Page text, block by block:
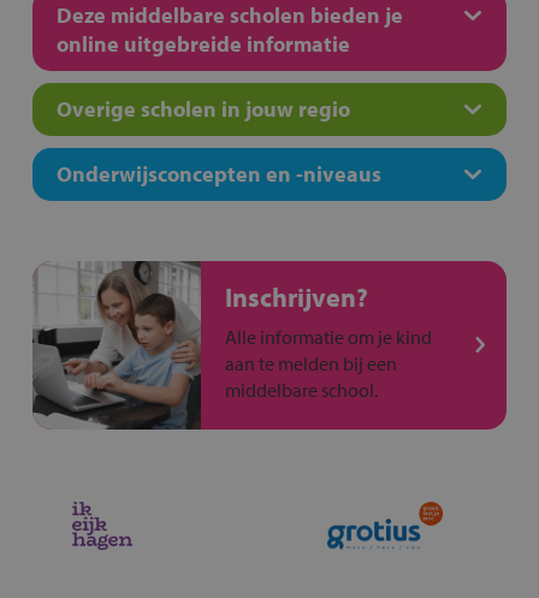
Deze middelbare scholen bieden je
online uitgebreide informatie
Overige scholen in jouw regio
Onderwijsconcepten en -niveaus
Inschrijven?
Alle informatie om je kind
aan te melden bij een
middelbare school.